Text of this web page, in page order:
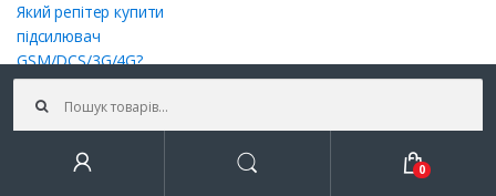
Який репітер купити
підсилювач
GSM/DCS/3G/4G?
Шукати:
Шукати 0